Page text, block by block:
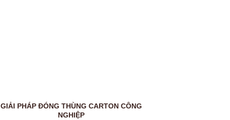
GIẢI PHÁP ĐÓNG THÙNG CARTON CÔNG
NGHIỆP